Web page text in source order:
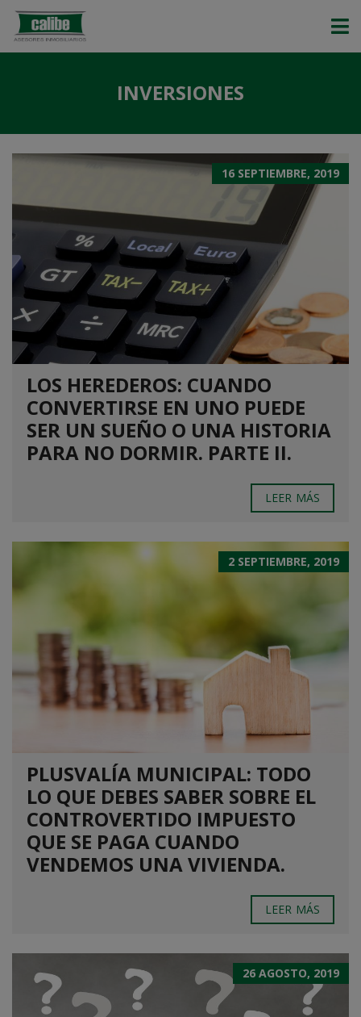
INVERSIONES
16 SEPTIEMBRE, 2019
LOS HEREDEROS: CUANDO
CONVERTIRSE EN UNO PUEDE
SER UN SUEÑO O UNA HISTORIA
PARA NO DORMIR. PARTE II.
LEER MÁS
2 SEPTIEMBRE, 2019
PLUSVALÍA MUNICIPAL: TODO
LO QUE DEBES SABER SOBRE EL
CONTROVERTIDO IMPUESTO
QUE SE PAGA CUANDO
VENDEMOS UNA VIVIENDA.
LEER MÁS
26 AGOSTO, 2019